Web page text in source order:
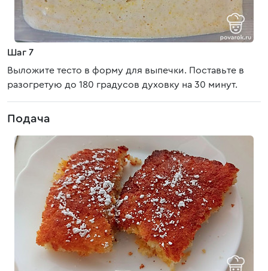
Шаг 7
Выложите тесто в форму для выпечки. Поставьте в
разогретую до 180 градусов духовку на 30 минут.
Подача